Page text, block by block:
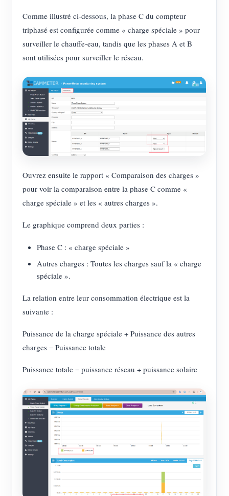
Comme illustré ci-dessous, la phase C du compteur
triphasé est configurée comme « charge spéciale » pour
surveiller le chauffe-eau, tandis que les phases A et B
sont utilisées pour surveiller le réseau.
Ouvrez ensuite le rapport « Comparaison des charges »
pour voir la comparaison entre la phase C comme «
charge spéciale » et les « autres charges ».
Le graphique comprend deux parties :
Phase C : « charge spéciale »
Autres charges : Toutes les charges sauf la « charge
spéciale ».
La relation entre leur consommation électrique est la
suivante :
Puissance de la charge spéciale + Puissance des autres
charges = Puissance totale
Puissance totale = puissance réseau + puissance solaire